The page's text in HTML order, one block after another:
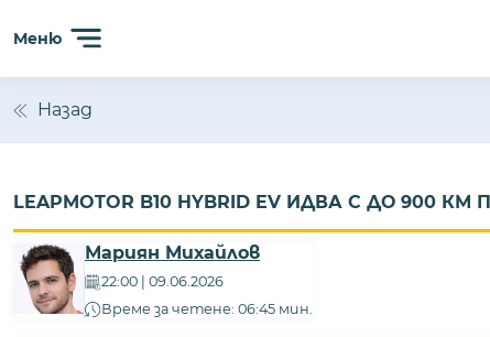
Меню
Назад
LEAPMOTOR B10 HYBRID EV ИДВА С ДО 900 КМ
Мариян Михайлов
22:00 | 09.06.2026
Време за четене: 06:45 мин.